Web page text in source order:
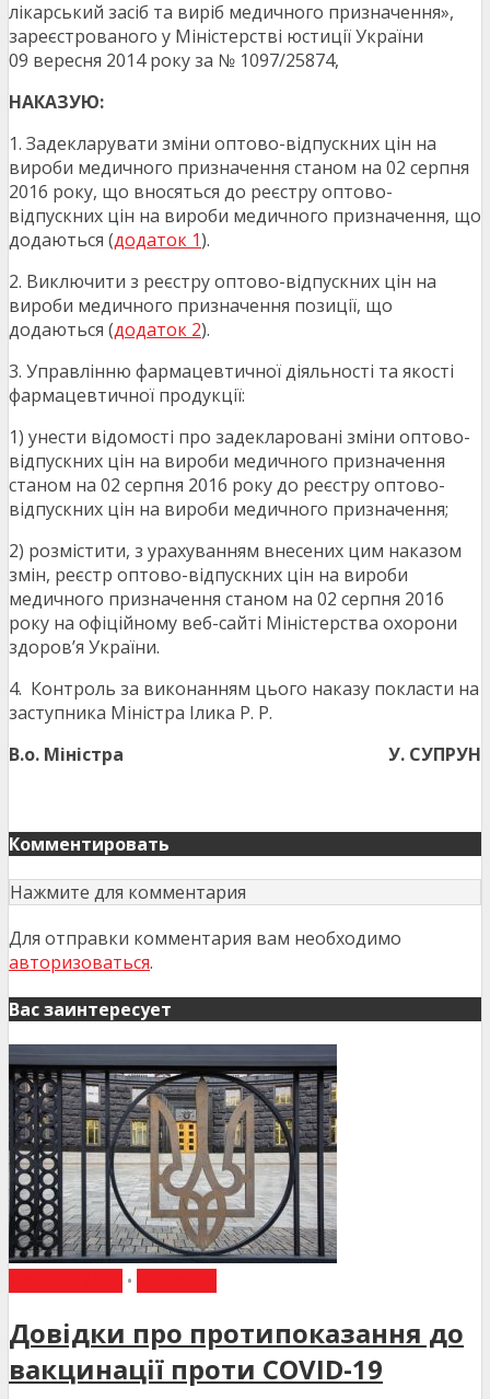
лікарський засіб та виріб медичного призначення»,
зареєстрованого у Міністерстві юстиції України
09 вересня 2014 року за № 1097/25874,
НАКАЗУЮ:
1. Задекларувати зміни оптово-відпускних цін на
вироби медичного призначення станом на 02 серпня
2016 року, що вносяться до реєстру оптово-
відпускних цін на вироби медичного призначення, що
додаються (додаток 1).
2. Виключити з реєстру оптово-відпускних цін на
вироби медичного призначення позиції, що
додаються (додаток 2).
3. Управлінню фармацевтичної діяльності та якості
фармацевтичної продукції:
1) унести відомості про задекларовані зміни оптово-
відпускних цін на вироби медичного призначення
станом на 02 серпня 2016 року до реєстру оптово-
відпускних цін на вироби медичного призначення;
2) розмістити, з урахуванням внесених цим наказом
змін, реєстр оптово-відпускних цін на вироби
медичного призначення станом на 02 серпня 2016
року на офіційному веб-сайті Міністерства охорони
здоров’я України.
4. Контроль за виконанням цього наказу покласти на
заступника Міністра Ілика Р. Р.
В.о. Міністра
У. СУПРУН
Комментировать
Нажмите для комментария
Для отправки комментария вам необходимо
авторизоваться.
Вас заинтересует
•
Довідки про протипоказання до
вакцинації проти COVID-19